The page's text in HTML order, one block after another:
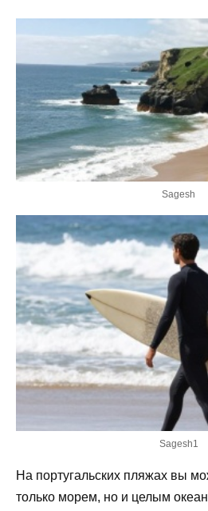
Sagesh
Sagesh1
На португальских пляжах вы
только морем, но и целым